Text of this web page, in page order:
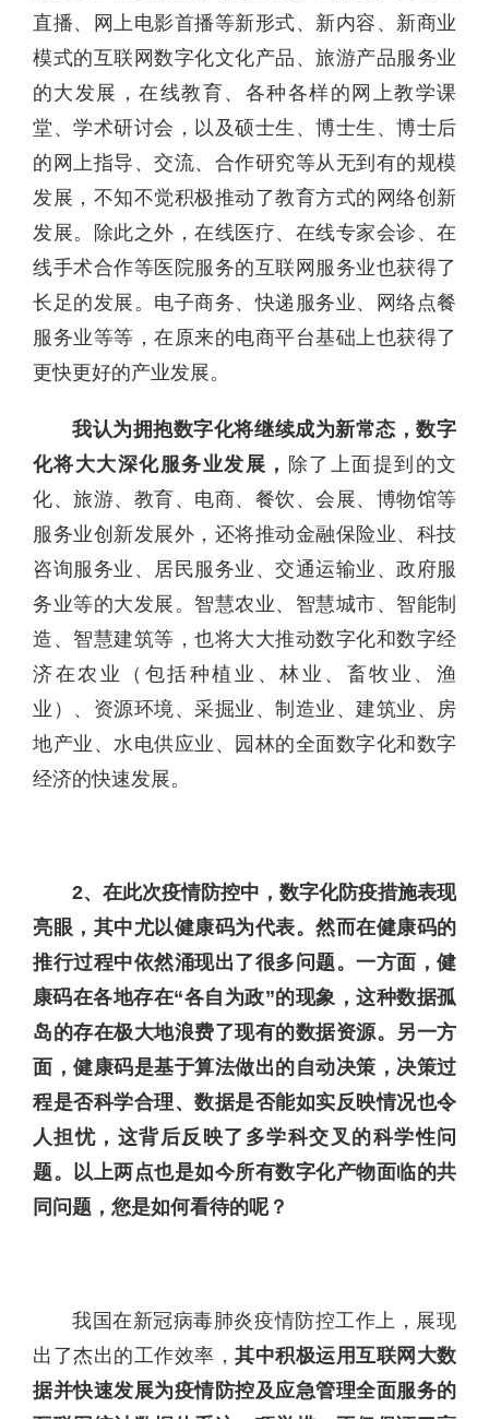
直播、网上电影首播等新形式、新内容、新商业
模式的互联网数字化文化产品、旅游产品服务业
的大发展，在线教育、各种各样的网上教学课
堂、学术研讨会，以及硕士生、博士生、博士后
的网上指导、交流、合作研究等从无到有的规模
发展，不知不觉积极推动了教育方式的网络创新
发展。除此之外，在线医疗、在线专家会诊、在
线手术合作等医院服务的互联网服务业也获得了
长足的发展。电子商务、快递服务业、网络点餐
服务业等等，在原来的电商平台基础上也获得了
更快更好的产业发展。
我认为拥抱数字化将继续成为新常态，数字
化将大大深化服务业发展， 除了上面提到的文
化、旅游、教育、电商、餐饮、会展、博物馆等
服务业创新发展外，还将推动金融保险业、科技
咨询服务业、居民服务业、交通运输业、政府服
务业等的大发展。智慧农业、智慧城市、智能制
造、智慧建筑等，也将大大推动数字化和数字经
济在农业（包括种植业、林业、畜牧业、渔
业）、资源环境、采掘业、制造业、建筑业、房
地产业、水电供应业、园林的全面数字化和数字
经济的快速发展。
2、在此次疫情防控中，数字化防疫措施表现
亮眼，其中尤以健康码为代表。然而在健康码的
推行过程中依然涌现出了很多问题。一方面，健
康码在各地存在“各自为政”的现象，这种数据孤
岛的存在极大地浪费了现有的数据资源。另一方
面，健康码是基于算法做出的自动决策，决策过
程是否科学合理、数据是否能如实反映情况也令
人担忧，这背后反映了多学科交叉的科学性问
题。以上两点也是如今所有数字化产物面临的共
同问题，您是如何看待的呢？
我国在新冠病毒肺炎疫情防控工作上，展现
出了杰出的工作效率， 其中积极运用互联网大数
据并快速发展为疫情防控及应急管理全面服务的